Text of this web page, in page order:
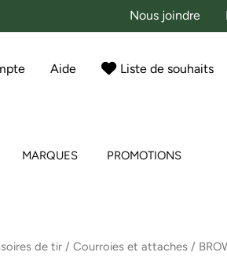
Nous joindre
Aide Liste de souhaits
MARQUES PROMOTIONS
de tir /Courroies et attaches /